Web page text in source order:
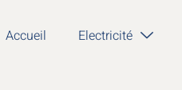
Accueil Electricité